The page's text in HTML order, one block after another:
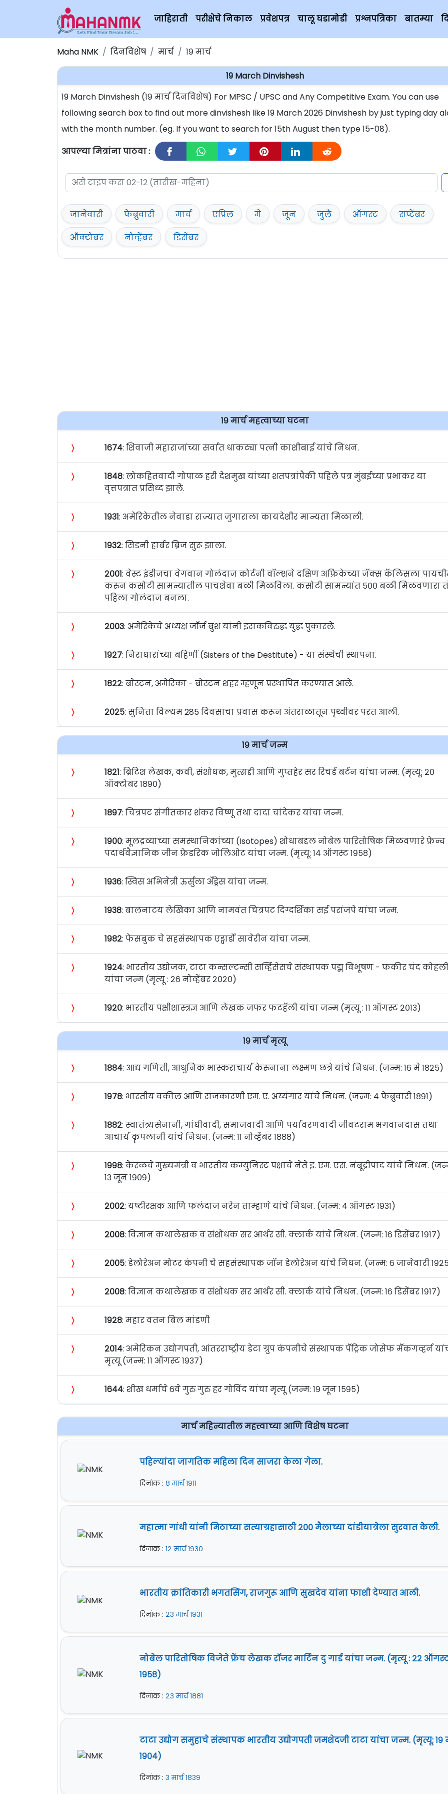
जाहिराती परीक्षेचे निकाल प्रवेशपत्र चालू घडामोडी प्रश्नपत्रिका बातम्या
Maha NMK दिनविशेष मार्च १९ मार्च
19 March Dinvishesh
19 March Dinvishesh (१९ मार्च दिनविशेष) For MPSC / UPSC and Any Competitive Exam. You can use
following search box to find out more dinvishesh like 19 March 2026 Dinvishesh by just typing day
with the month number. (eg. If you want to search for 15th August then type 15-08).
आपल्या मित्रांना पाठवा :
जानेवारी फेब्रुवारी मार्च एप्रिल मे जून जुलै ऑगस्ट
सप्टेंबर
ऑक्टोबर
नोव्हेंबर डिसेंबर
१९ मार्च महत्वाच्या घटना
〉 १६७४: शिवाजी महाराजांच्या सर्वात धाकट्या पत्‍नी काशीबाई यांचे निधन.
〉 १८४८: लोकहितवादी गोपाळ हरी देशमुख यांच्या शतपत्रांपैकी पहिले पत्र मुंबईच्या प्रभाकर या
वृत्तपत्रात प्रसिध्द झाले.
〉 १९३१: अमेरिकेतील नेवाडा राज्यात जुगाराला कायदेशीर मान्यता मिळाली.
〉 १९३२: सिडनी हार्बर ब्रिज सुरू झाला.
〉 २००१: वेस्ट इंडीजचा वेगवान गोलंदाज कोर्टनी वॉल्शने दक्षिण अफ्रिकेच्या जॅक्स कॅलिसला
करुन कसोटी सामन्यातील पाचशेवा बळी मिळविला. कसोटी सामन्यांत ५०० बळी मिळवणारा
पहिला गोलंदाज बनला.
〉 २००३: अमेरिकेचे अध्यक्ष जॉर्ज बुश यांनी इराकविरुद्ध युद्ध पुकारले.
〉 १९२७: निराधारांच्या बहिणीं (Sisters of the Destitute) - या संस्थेची स्थापना.
〉 १८२२: बाेस्टन, अमेरिका - बोस्टन शहर म्हणून प्रस्थापित करण्यात आले.
〉 २०२५: सुनिता विल्यम 285 दिवसाचा प्रवास करून अंतराळातून पृथ्वीवर परत आली.
१९ मार्च जन्म
〉 १८२१: ब्रिटिश लेखक, कवी, संशोधक, मुत्सद्दी आणि गुप्तहेर सर रिचर्ड बर्टन यांचा जन्म. (मृत्यू: २०
ऑक्टोबर १८९०)
〉 १८९७: चित्रपट संगीतकार शंकर विष्णू तथा दादा चांदेकर यांचा जन्म.
〉 १९००: मूलद्रव्याच्या समस्थानिकांच्या (Isotopes) शोधाबद्दल नोबेल पारितोषिक मिळवणारे फ्रेन्च
पदार्थवैज्ञानिक जीन फ्रेडरिक जोलिओट यांचा जन्म. (मृत्यू: १४ ऑगस्ट १९५८)
〉 १९३६: स्विस अभिनेत्री ऊर्सुला अँड्रेस यांचा जन्म.
〉 १९३८: बालनाटय लेखिका आणि नामवंत चित्रपट दिग्दर्शिका सई परांजपे यांचा जन्म.
〉 १९८२: फेसबुक चे सहसंस्थापक एड्वार्डो सावेरीन यांचा जन्म.
〉 १९२४: भारतीय उद्योजक, टाटा कन्सल्टन्सी सर्व्हिसेसचे संस्थापक पद्म विभूषण - फकीर चंद
यांचा जन्म (मृत्यू : २६ नोव्हेंबर २०२०)
〉 १९२०: भारतीय पक्षीशास्त्रज्ञ आणि लेखक जफर फटहॅली यांचा जन्म (मृत्यू : ११ ऑगस्ट २०१३)
१९ मार्च मृत्यू
〉 १८८४: आद्य गणिती, आधुनिक भास्कराचार्य केरुनाना लक्ष्मण छत्रे यांचे निधन. (जन्म: १६ मे १८२५)
〉 १९७८: भारतीय वकील आणि राजकारणी एम. ए. अय्यंगार यांचे निधन. (जन्म: ४ फेब्रुवारी १८९१)
〉 १८८२: स्वातंत्र्यसेनानी, गांधीवादी, समाजवादी आणि पर्यावरणवादी जीवटराम भगवानदास तथा
आचार्य कॄपलानी यांचे निधन. (जन्म: ११ नोव्हेंबर १८८८)
〉 १९९८: केरळचे मुख्यमंत्री व भारतीय कम्युनिस्ट पक्षाचे नेते इ. एम. एस. नंबूद्रीपाद यांचे निधन.
१३ जून १९०९)
〉 २००२: यष्टीरक्षक आणि फलंदाज नरेन ताम्हाणे यांचे निधन. (जन्म: ४ ऑगस्ट १९३१)
〉 २००८: विज्ञान कथालेखक व संशोधक सर आर्थर सी. क्लार्क यांचे निधन. (जन्म: १६ डिसेंबर १९१७)
〉 २००५: डेलोरेअन मोटर कंपनी चे सहसंस्थापक जॉन डेलोरेअन यांचे निधन. (जन्म: ६ जानेवारी
〉 २००८: विज्ञान कथालेखक व संशोधक सर आर्थर सी. क्लार्क यांचे निधन. (जन्म: १६ डिसेंबर १९१७)
〉 १९२८: महार वतन बिल मांडणी
〉 २०१४: अमेरिकन उद्योगपती, आंतरराष्ट्रीय डेटा ग्रुप कंपनीचे संस्थापक पॅट्रिक जोसेफ मॅकगव्हर्न
मृत्यू (जन्म: ११ ऑगस्ट १९३७)
〉 १६४४: शीख धर्माचे ६वे गुरु गुरु हर गोविंद यांचा मृत्यू (जन्म: १९ जून १५९५)
मार्च महिन्यातील महत्त्वाच्या आणि विशेष घटना
पहिल्यांदा जागतिक महिला दिन साजरा केला गेला.
दिनांक : ८ मार्च १९११
महात्मा गांधी यांनी मिठाच्या सत्याग्रहासाठी २०० मैलाच्या दांडीयात्रेला सुरवात केली.
दिनांक :१२ मार्च १९३०
भारतीय क्रांतिकारी भगतसिंग, राजगुरू आणि सुखदेव यांना फाशी देण्यात आली.
दिनांक : २३ मार्च १९३१
नोबेल पारितोषिक विजेते फ्रेंच लेखक रॉजर मार्टिन दु गार्ड यांचा जन्म. (मृत्यू : २२
१९५८)
दिनांक : २३ मार्च १८८१
टाटा उद्योग समुहाचे संस्थापक भारतीय उद्योगपती जमशेदजी टाटा यांचा जन्म. (मृत्यू: १९
१९०४)
दिनांक :३ मार्च १८३९